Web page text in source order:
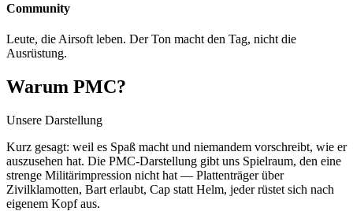
Community
Leute, die Airsoft leben. Der Ton macht den Tag, nicht die
Ausrüstung.
Warum PMC?
Unsere Darstellung
Kurz gesagt: weil es Spaß macht und niemandem vorschreibt, wie er
auszusehen hat. Die PMC-Darstellung gibt uns Spielraum, den eine
strenge Militärimpression nicht hat — Plattenträger über
Zivilklamotten, Bart erlaubt, Cap statt Helm, jeder rüstet sich nach
eigenem Kopf aus.